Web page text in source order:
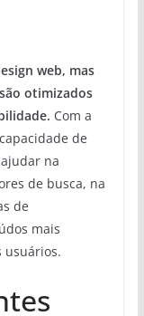
web, mas
otimizados
Com a
de
na
de busca, na
de
mais
usuários.